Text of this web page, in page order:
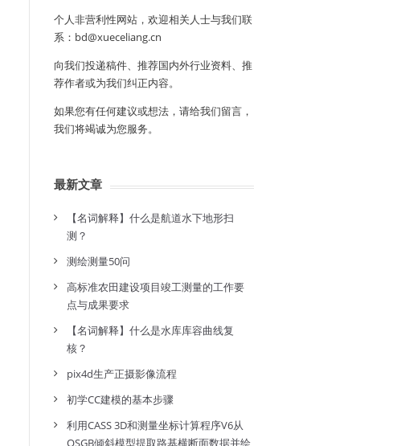
个人非营利性网站，欢迎相关人士与我们联
系：bd@xueceliang.cn
向我们投递稿件、推荐国内外行业资料、推
荐作者或为我们纠正内容。
如果您有任何建议或想法，请给我们留言，
我们将竭诚为您服务。
最新文章
【名词解释】什么是航道水下地形扫
测？
测绘测量50问
高标准农田建设项目竣工测量的工作要
点与成果要求
【名词解释】什么是水库库容曲线复
核？
pix4d生产正摄影像流程
初学CC建模的基本步骤
利用CASS 3D和测量坐标计算程序V6从
OSGB倾斜模型提取路基横断面数据并绘